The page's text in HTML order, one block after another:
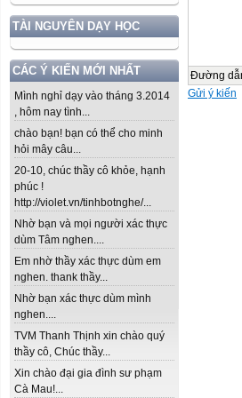
TÀI NGUYÊN DẠY HỌC
CÁC Ý KIẾN MỚI NHẤT
Mình nghỉ dạy vào tháng 3.2014
, hôm nay tình...
chào bạn! bạn có thể cho minh
hỏi mây câu...
20-10, chúc thầy cô khỏe, hạnh
phúc !
http://violet.vn/tinhbotnghe/...
Nhờ bạn và mọi người xác thực
dùm Tâm nghen....
Em nhờ thầy xác thực dùm em
nghen. thank thầy...
Nhờ bạn xác thực dùm mình
nghen....
TVM Thanh Thịnh xin chào quý
thầy cô, Chúc thầy...
Xin chào đại gia đình sư phạm
Cà Mau!...
Đường
Gửi ý kiến